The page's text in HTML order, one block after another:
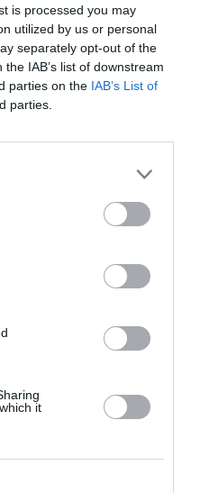
is processed you may
utilized by us or personal
separately opt-out of the
IAB’s list of downstream
parties on the IAB’s List of
parties.
it
truffa.
i